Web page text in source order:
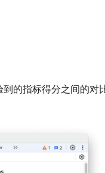
的指标得分之间的对